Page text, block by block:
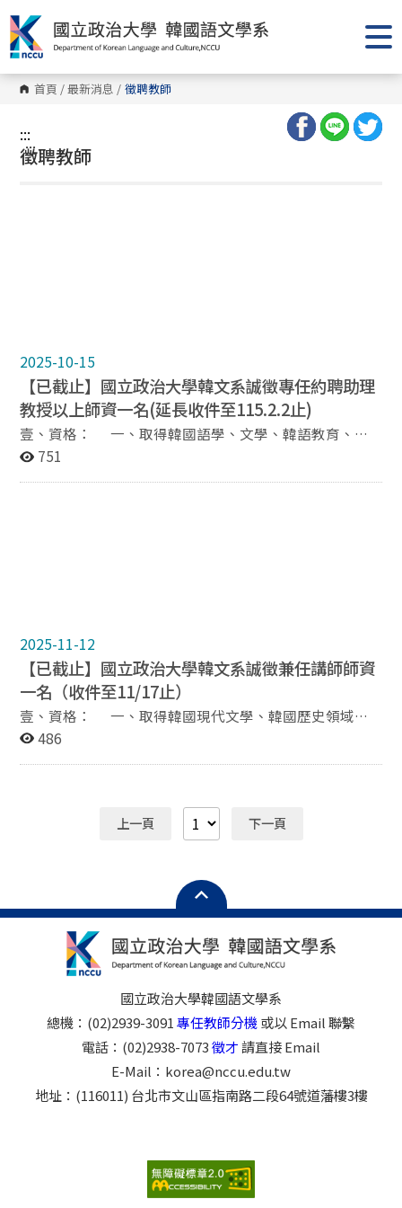
跳
到
主
要
內
容
區 首頁 /最新消息 / 徵聘教師
:::
:::
徵聘教師
2025-10-15
【已截止】國立政治大學韓文系誠徵專任約聘助理
教授以上師資一名(延長收件至115.2.2止)
壹、資格： 一、取得韓國語學、文學、韓語教育、韓
國學等相關領域博士學位以上者。 二、具教學經驗者
(2) 可於本校開設之課程名稱3~4門(含教學大綱) 參、
預計起聘日：115年 8月 1日 肆、待遇：依本校規定 伍、
授課科目：（未定） 陸、試教：時間另行通知 意者請於
115年 2月 2日（一）前，先行將申請文件掃描檔email
至 korea@nccu.edu.tw ; 正本紙本文件最晚須於面試前一
日寄至(116011) 臺北市文山區指南路二段64號道藩樓3樓
韓國語文學系辦公室。 ※ 郵件及信件主旨：應徵專任約
不合者恕不退件(書籍除外)，亦不另行通知。
751
2025-11-12
【已截止】國立政治大學韓文系誠徵兼任講師師資
一名（收件至11/17止）
壹、資格： 一、取得韓國現代文學、韓國歷史領域碩
士學位者，或具有韓國影視翻譯經歷之碩士學歷持有者，
提名表(請下載附檔2) ※表格不夠可自行延伸 二、學位
中文或英文證書影本乙份(國外學歷需經駐外單位驗證)
及羅列於著作目錄中之著作各乙份 五、如有教師證書
請附影本、外籍人士請附居留證影本 六、推薦信乙封
七、請提供擬於本校開設之課程名稱1門(含教學大綱)
參、預計起聘日：115年 2月 1日 肆、待遇：依本校規定
伍、授課科目：（未定）、 授課時間（未定） 意者請於
114年 11月 17日（一）前，先行將申請文件掃描檔email
至 korea@nccu.edu.tw ； 正本紙本文件最晚須於面試前
一日寄至(116011) 臺北市文山區指南路二段64號道藩樓3
樓韓國語文學系辦公室。 ※郵件及信件主旨：應徵兼任
恕不退件(紙本著作除外)，亦不另行通知。
486
上一頁 下一頁
國立政治大學韓國語文學系
總機：(02)2939-3091 專任教師分機或以 Email 聯繫
電話：(02)2938-7073徵才請直接 Email
E-Mail：korea@nccu.edu.tw
地址：(116011) 台北市文山區指南路二段64號道藩樓3樓